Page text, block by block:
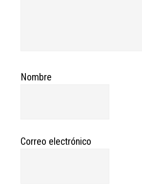
Nombre
Correo electrónico